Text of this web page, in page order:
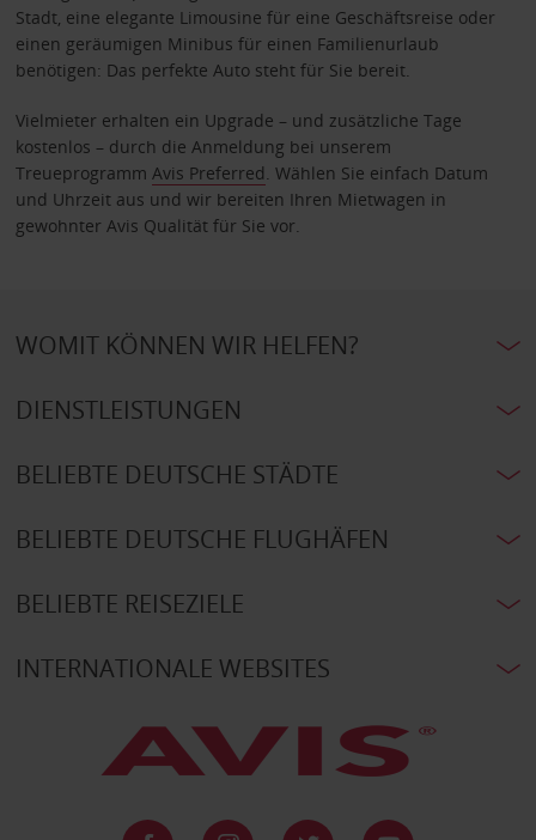
Stadt, eine elegante Limousine für eine Geschäftsreise oder
einen geräumigen Minibus für einen Familienurlaub
benötigen: Das perfekte Auto steht für Sie bereit.
Vielmieter erhalten ein Upgrade – und zusätzliche Tage
kostenlos – durch die Anmeldung bei unserem
Treueprogramm Avis Preferred . Wählen Sie einfach Datum
und Uhrzeit aus und wir bereiten Ihren Mietwagen in
gewohnter Avis Qualität für Sie vor.
WOMIT KÖNNEN WIR HELFEN?
DIENSTLEISTUNGEN
BELIEBTE DEUTSCHE STÄDTE
BELIEBTE DEUTSCHE FLUGHÄFEN
BELIEBTE REISEZIELE
INTERNATIONALE WEBSITES